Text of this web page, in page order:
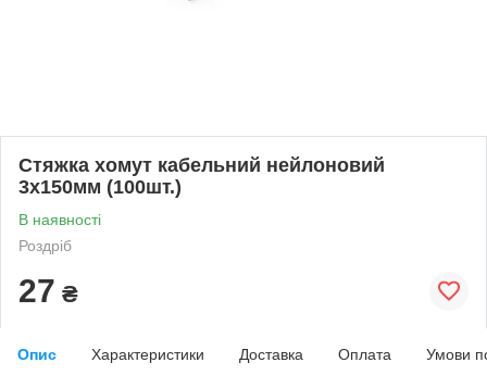
Стяжка хомут кабельний нейлоновий
3х150мм (100шт.)
В наявності
Роздріб
27 ₴
Опис Характеристики Доставка Оплата Умови